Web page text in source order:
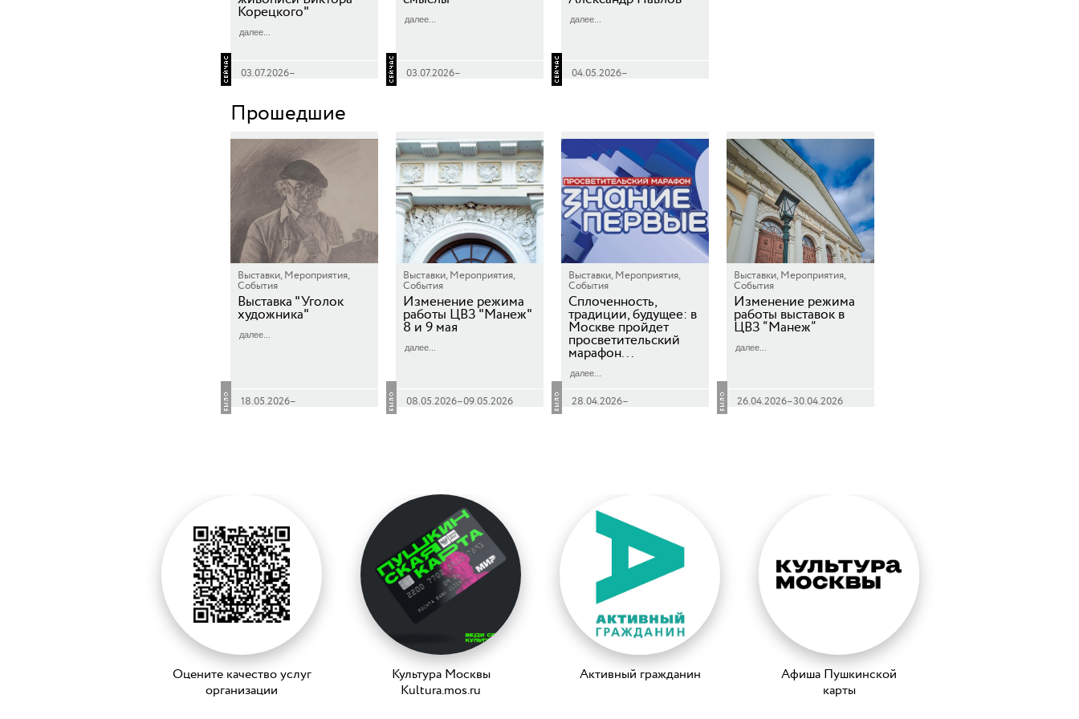
Корецкого"
далее...
03.07.2026–
далее...
03.07.2026–
далее...
04.05.2026–
Прошедшие
Выставки, Мероприятия,
События
Выставка "Уголок
художника"
далее...
18.05.2026–
Выставки, Мероприятия,
События
Изменение режима
работы ЦВЗ "Манеж"
8 и 9 мая
далее...
08.05.2026–09.05.2026
Выставки, Мероприятия,
События
Сплоченность,
традиции, будущее: в
Москве пройдет
просветительский
марафон...
далее...
28.04.2026–
Выставки, Мероприятия,
События
Изменение режима
работы выставок в
ЦВЗ “Манеж”
далее...
26.04.2026–30.04.2026
Оцените качество услуг
организации
Культура Москвы
Kultura.mos.ru
Активный гражданин
Афиша Пушкинской
карты